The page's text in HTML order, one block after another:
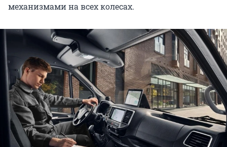
механизмами на всех колесах.